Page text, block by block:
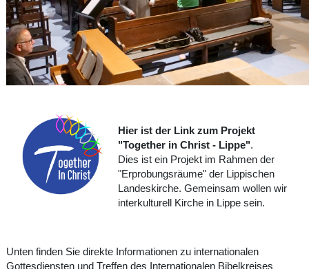
Hier ist der Link zum Projekt
"Together in Christ - Lippe".
Dies ist ein Projekt im Rahmen der
"Erprobungsräume" der Lippischen
Landeskirche. Gemeinsam wollen wir
interkulturell Kirche in Lippe sein.
Unten finden Sie direkte Informationen zu internationalen
Gottesdiensten und Treffen des Internationalen Bibelkreises